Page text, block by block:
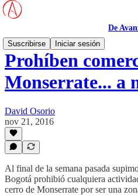
De
Suscribirse
Iniciar sesión
Prohíben
Monserrate... a
David Osorio
nov 21, 2016
Al final de la semana pasada
Bogotá prohibió cualquiera
cerro de Monserrate por ser una